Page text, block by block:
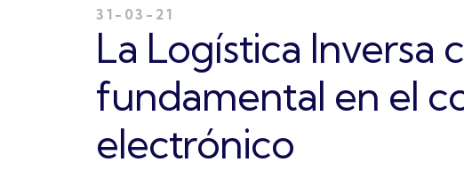
31-03-21
La Logística Inversa
fundamental en el
electrónico